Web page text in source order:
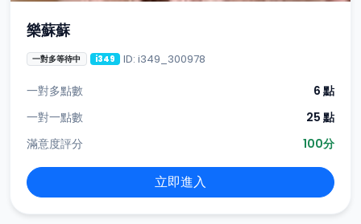
樂蘇蘇
一對多等待中 i349 ID: i349_300978
一對多點數
6 點
一對一點數
25 點
滿意度評分
100分
立即進入